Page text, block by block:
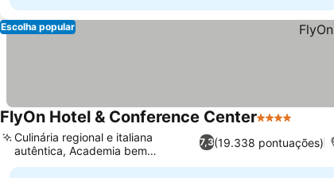
Escolha popular
FlyOn Hotel & Conference Center4 Estrelas
7,3(19.338 pontuações)
Culinária regional e italiana
autêntica, Academia bem
equipada